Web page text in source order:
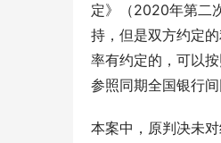
定》（2020年第二
持，但是双方约定
率有约定的，可以
参照同期全国银行
本案中，原判决未